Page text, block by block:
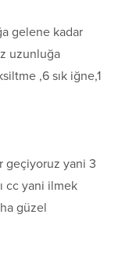
gelene kadar
uzunluğa
,6 sık iğne,1
geçiyoruz yani 3
cc yani ilmek
güzel